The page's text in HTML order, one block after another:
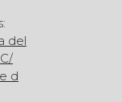
del
C/
d